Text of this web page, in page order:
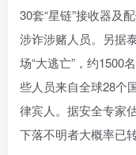
30套“星链”接收器及
涉诈涉赌人员。另据
场“大逃亡”，约1500
些人员来自全球28个
律宾人。据安全专家
下落不明者大概率已